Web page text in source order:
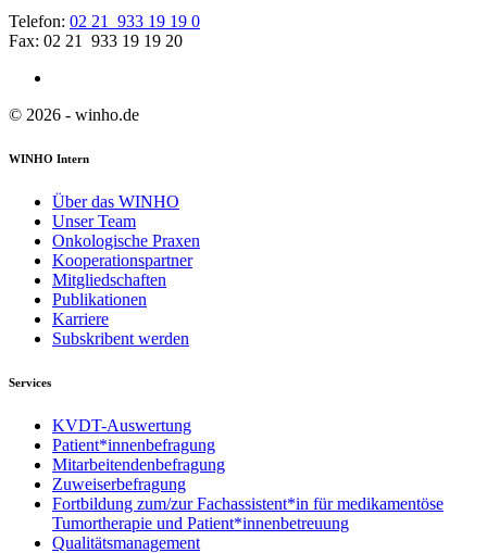
Telefon: 02 21 933 19 19 0
Fax: 02 21 933 19 19 20
© 2026 - winho.de
WINHO Intern
Über das WINHO
Unser Team
Onkologische Praxen
Kooperationspartner
Mitgliedschaften
Publikationen
Karriere
Subskribent werden
Services
KVDT-Auswertung
Patient*innenbefragung
Mitarbeitendenbefragung
Zuweiserbefragung
Fortbildung zum/zur Fachassistent*in für medikamentöse
Tumortherapie und Patient*innenbetreuung
Qualitätsmanagement